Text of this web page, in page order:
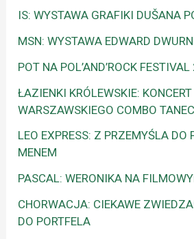
IS: WYSTAWA GRAFIKI DUŠANA
MSN: WYSTAWA EDWARD
POT NA POL’AND’ROCK
ŁAZIENKI KRÓLEWSKIE: KONCERT
WARSZAWSKIEGO COMBO
LEO EXPRESS: Z PRZEMYŚLA DO
MENEM
PASCAL: WERONIKA NA
CHORWACJA: CIEKAWE
DO PORTFELA